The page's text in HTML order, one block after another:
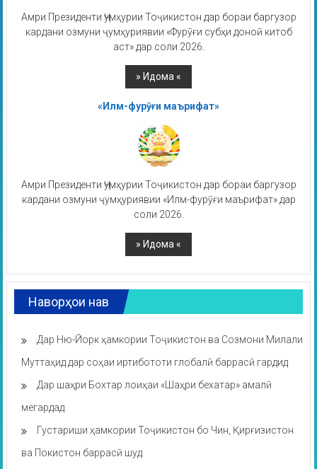
Амри Президенти Ҷумҳурии Тоҷикистон дар бораи баргузор
кардани озмуни ҷумҳуриявии «Фурӯғи субҳи доноӣ китоб
аст» дар соли 2026.
«Илм-фурӯғи маърифат»
Амри Президенти Ҷумҳурии Тоҷикистон дар бораи баргузор
кардани озмуни ҷумҳуриявии «Илм-фурӯғи маърифат» дар
соли 2026.
Наворҳои нав
Дар Ню-Йорк ҳамкории Тоҷикистон ва Созмони Милали
Муттаҳид дар соҳаи иртибототи глобалӣ баррасӣ гардид
Дар шаҳри Бохтар лоиҳаи «Шаҳри бехатар» амалӣ
мегардад
Густариши ҳамкории Тоҷикистон бо Чин, Қирғизистон
ва Покистон баррасӣ шуд